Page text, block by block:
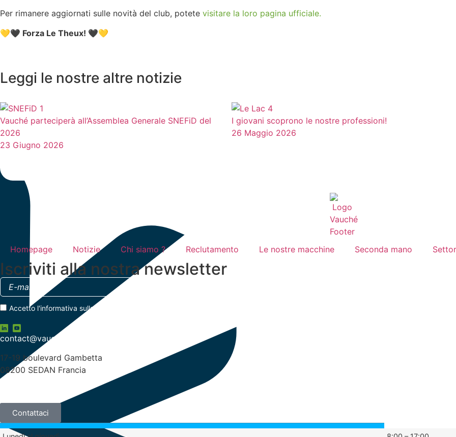
Per rimanere aggiornati sulle novità del club, potete visitare la loro pagina ufficiale.
💛🖤 Forza Le Theux! 🖤💛
Leggi le nostre altre notizie
Vauché parteciperà all’Assemblea Generale SNEFiD del
2026
23 Giugno 2026
I giovani scoprono le nostre professioni!
26 Maggio 2026
Homepage Notizie Chi siamo ? Reclutamento Le nostre macchine Seconda mano
Iscriviti alla nostra newsletter
Accetto l'informativa sulla privacy
contact@vauche.com
17-19 boulevard Gambetta
08200 SEDAN Francia
+33 (0)3 24 29 03 50
Contattaci